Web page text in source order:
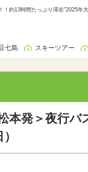
！約13時間たっぷり滞在"2025
七島 スキーツアー
本発＞夜行